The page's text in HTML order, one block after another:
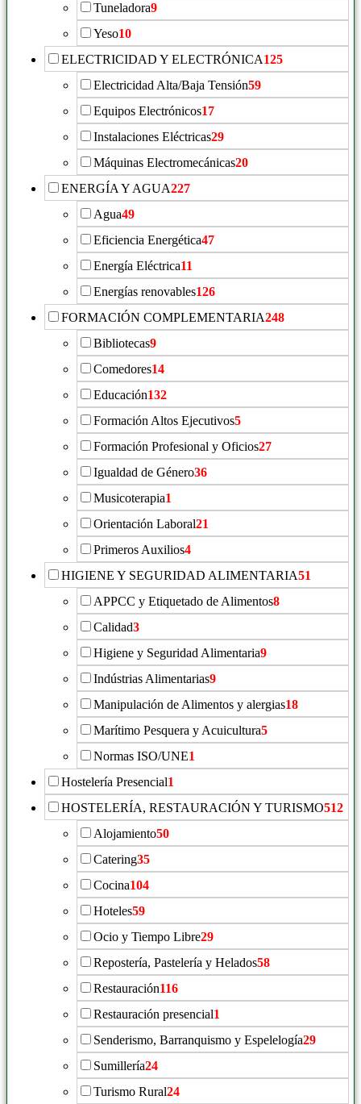
Tuneladora9
Yeso10
ELECTRICIDAD Y ELECTRÓNICA125
Electricidad Alta/Baja Tensión59
Equipos Electrónicos17
Instalaciones Eléctricas29
Máquinas Electromecánicas20
ENERGÍA Y AGUA227
Agua49
Eficiencia Energética47
Energía Eléctrica11
Energías renovables126
FORMACIÓN COMPLEMENTARIA248
Bibliotecas9
Comedores14
Educación132
Formación Altos Ejecutivos5
Formación Profesional y Oficios27
Igualdad de Género36
Musicoterapia1
Orientación Laboral21
Primeros Auxilios4
HIGIENE Y SEGURIDAD ALIMENTARIA51
APPCC y Etiquetado de Alimentos8
Calidad3
Higiene y Seguridad Alimentaria9
Indústrias Alimentarias9
Manipulación de Alimentos y alergias18
Marítimo Pesquera y Acuicultura5
Normas ISO/UNE1
Hostelería Presencial1
HOSTELERÍA, RESTAURACIÓN Y TURISMO512
Alojamiento50
Catering35
Cocina104
Hoteles59
Ocio y Tiempo Libre29
Repostería, Pastelería y Helados58
Restauración116
Restauración presencial1
Senderismo, Barranquismo y Espelelogía29
Sumillería24
Turismo Rural24